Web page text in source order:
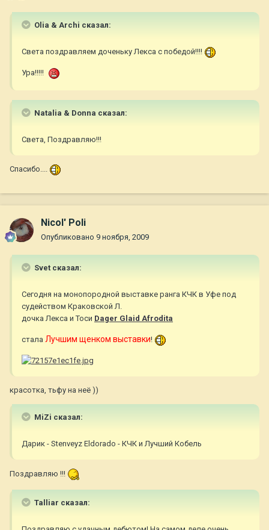
Olia & Archi сказал:
Света поздравляем доченьку Лекса с победой!!!!
Ура!!!!!
Natalia & Donna сказал:
Света, Поздравляю!!!
Спасибо....
Nicol' Poli
Опубликовано 9 ноября, 2009
Svet сказал:
Сегодня на монопородной выставке ранга КЧК в Уфе под
судейством Краковской Л.
дочка Лекса и Тоси Dager Glaid Afrodita
стала Лучшим щенком выставки!
красотка, тьфу на неё ))
MiZi сказал:
Дарик - Stenveyz Eldorado - КЧК и Лучший Кобель
Поздравляю !!!
Talliar сказал: